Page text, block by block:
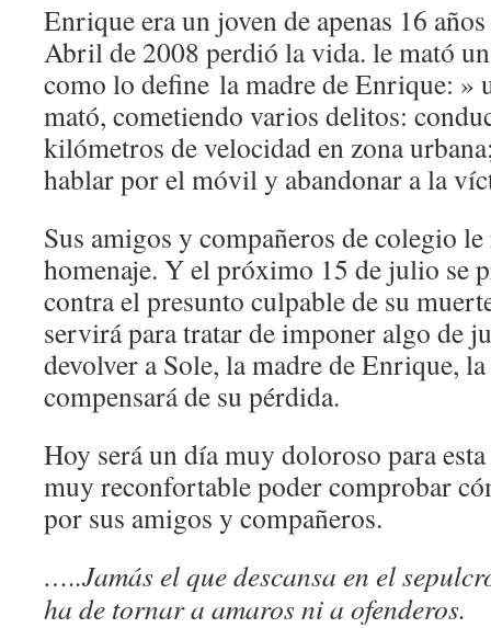
Enrique era un joven de apenas 16
Abril de 2008 perdió la vida. le mató
como lo define la madre de Enrique: »
mató, cometiendo varios delitos:
kilómetros de velocidad en zona
hablar por el móvil y abandonar a la
Sus amigos y compañeros de colegio
homenaje. Y el próximo 15 de julio se
contra el presunto culpable de su
servirá para tratar de imponer algo de
devolver a Sole, la madre de Enrique,
compensará de su pérdida.
Hoy será un día muy doloroso para
muy reconfortable poder comprobar
por sus amigos y compañeros.
…..Jamás el que descansa en el
ha de tornar a amaros ni a ofenderos.